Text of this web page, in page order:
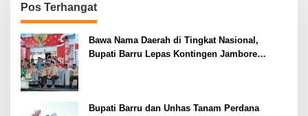
Pos Terhangat
Bawa Nama Daerah di Tingkat Nasional,
Bupati Barru Lepas Kontingen Jambore
Bupati Barru dan Unhas Tanam Perdana